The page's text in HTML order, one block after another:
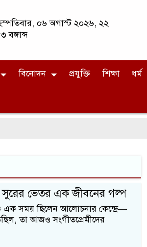
০৬ অগাস্ট ২০২৬, ২২
বঙ্গাব্দ
বিনোদন প্রযুক্তি শিক্ষা ধর্ম
সুরের ভেতর এক জীবনের গল্প
এক সময় ছিলেন আলোচনার কেন্দ্রে—
তা আজও সংগীতপ্রেমীদের